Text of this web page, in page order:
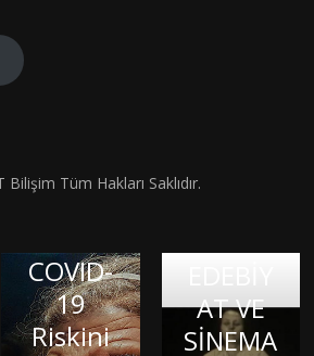
Tüm Hakları Saklıdır.
Miras
COVID-
19
Riskini
nezi ve
Sitokin
LİNÇ
AT VE
SİNEMA